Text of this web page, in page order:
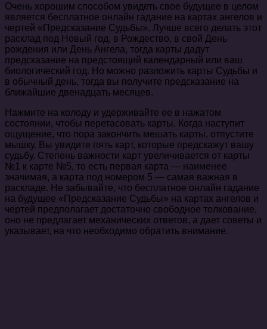
Очень хорошим способом увидеть свое будущее в целом
является бесплатное онлайн гадание на картах ангелов и
чертей «Предсказание Судьбы». Лучше всего делать этот
расклад под Новый год, в Рождество, в свой День
рождения или День Ангела, тогда карты дадут
предсказание на предстоящий календарный или ваш
биологический год. Но можно разложить карты Судьбы и
в обычный день, тогда вы получите предсказание на
ближайшие двенадцать месяцев.
Нажмите на колоду и удерживайте ее в нажатом
состоянии, чтобы перетасовать карты. Когда наступит
ощущение, что пора закончить мешать карты, отпустите
мышку. Вы увидите пять карт, которые предскажут вашу
судьбу. Степень важности карт увеличивается от карты
№1 к карте №5, то есть первая карта — наименее
значимая, а карта под номером 5 — самая важная в
раскладе. Не забывайте, что бесплатное онлайн гадание
на будущее «Предсказание Судьбы» на картах ангелов и
чертей предполагает достаточно свободное толкование,
оно не предлагает механических ответов, а дает советы и
указывает, на что необходимо обратить внимание.